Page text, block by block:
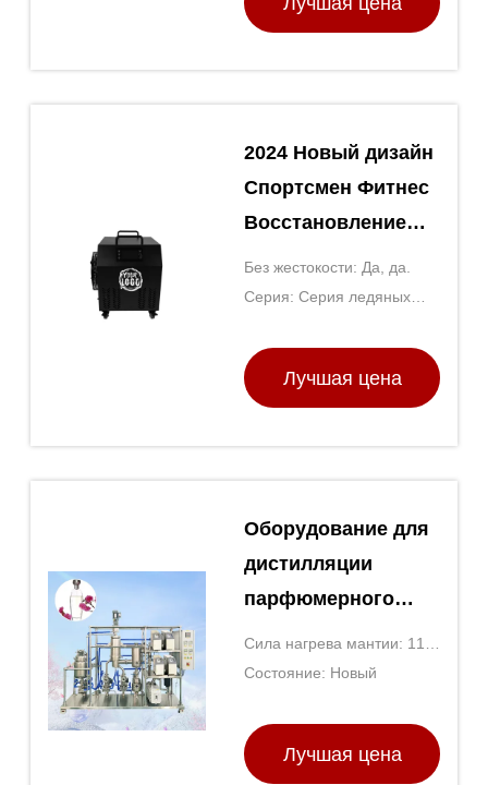
пищевая промышленность
2024 Новый дизайн
Спортсмен Фитнес
Восстановление
Ледяная ванна
Чиллер & ванна
Без жестокости: Да, да.
Серия: Серия ледяных
Лучшая цена
Оборудование для
дистилляции
парфюмерного
розмарина с
эфирным маслом,
молекулярной
дистилляции
Сила нагрева мантии: 110
В/220 В
Состояние: Новый
Лучшая цена